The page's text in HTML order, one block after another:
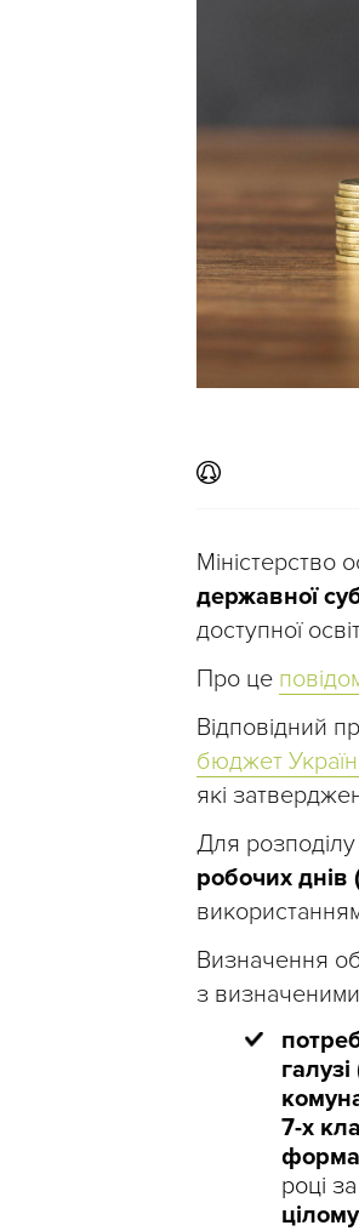
Міністерство
державної
доступної
Про це
Відповідний
бюджет
які
Для
робочих днів
Визначення
з визначеними
галузі
7-х
році